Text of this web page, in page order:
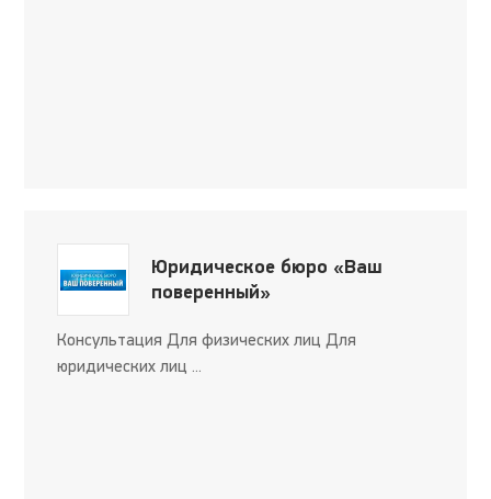
Юридическое бюро «Ваш
поверенный»
Консультация Для физических лиц Для
юридических лиц ...